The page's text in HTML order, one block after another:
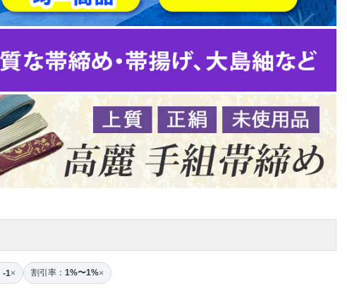
-1× 割引率： 1%〜1%×